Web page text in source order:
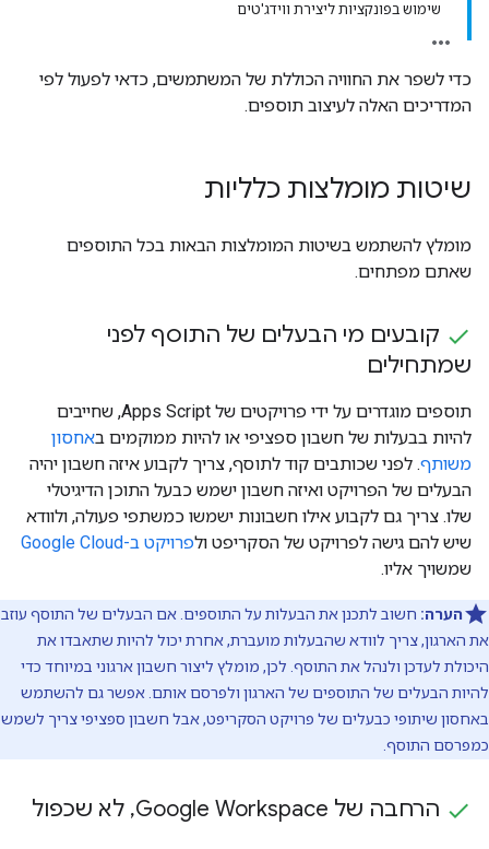
שימוש בפונקציות ליצירת ווידג'טים
כדי לשפר את החוויה הכוללת של המשתמשים, כדאי לפעול לפי
המדריכים האלה לעיצוב תוספים.
שיטות מומלצות כלליות
מומלץ להשתמש בשיטות המומלצות הבאות בכל התוספים
שאתם מפתחים.
קובעים מי הבעלים של התוסף לפני
שמתחילים
תוספים מוגדרים על ידי פרויקטים של Apps Script, שחייבים
להיות בבעלות של חשבון ספציפי או להיות ממוקמים באחסון
משותף. לפני שכותבים קוד לתוסף, צריך לקבוע איזה חשבון יהיה
הבעלים של הפרויקט ואיזה חשבון ישמש כבעל התוכן הדיגיטלי
שלו. צריך גם לקבוע אילו חשבונות ישמשו כמשתפי פעולה, ולוודא
שיש להם גישה לפרויקט של הסקריפט ולפרויקט ב-Google Cloud
שמשויך אליו.
הערה: חשוב לתכנן את הבעלות על התוספים. אם הבעלים של התוסף עוזב
את הארגון, צריך לוודא שהבעלות מועברת, אחרת יכול להיות שתאבדו את
היכולת לעדכן ולנהל את התוסף. לכן, מומלץ ליצור חשבון ארגוני במיוחד כדי
להיות הבעלים של התוספים של הארגון ולפרסם אותם. אפשר גם להשתמש
באחסון שיתופי כבעלים של פרויקט הסקריפט, אבל חשבון ספציפי צריך לשמש
כמפרסם התוסף.
הרחבה של Google Workspace , לא שכפול